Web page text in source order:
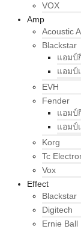
VOX
Amp
Acoustic
Blackstar
แอมป์
แอมป์
EVH
Fender
แอมป์
แอมป์
Korg
Tc
Vox
Effect
Blackstar
Digitech
Ernie Ball